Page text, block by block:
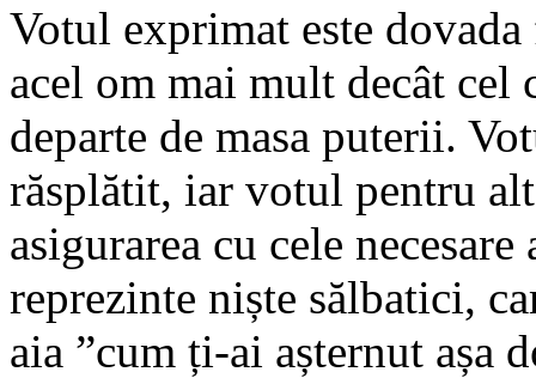
Votul exprimat este
acel om mai mult decât cel
departe de masa puterii.
răsplătit, iar votul pentru
asigurarea cu cele
reprezinte niște sălbatici,
aia ”cum ți-ai așternut așa